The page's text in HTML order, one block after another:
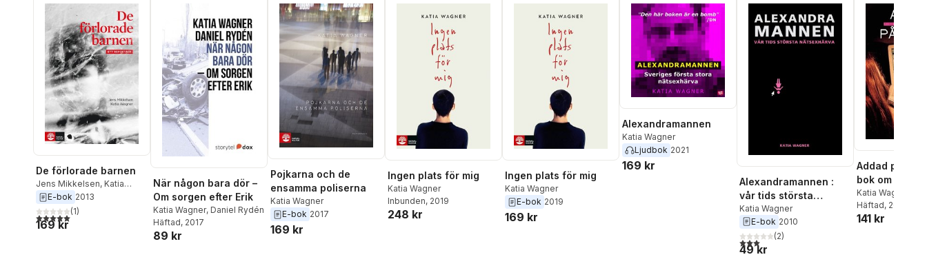
De förlorade barnen
Jens Mikkelsen, Katia
Wagner
E-bok 2013
5,0utav 5 stjärnor. Totalt antal röster:
(1)
169 kr
När någon bara dör –
Om sorgen efter Erik
Katia Wagner, Daniel Rydén
Häftad, 2017
89 kr
Pojkarna och de
ensamma poliserna
Katia Wagner
E-bok 2017
169 kr
Ingen plats för mig
Katia Wagner
Inbunden, 2019
248 kr
Ingen plats för mig
Katia Wagner
E-bok 2019
169 kr
Alexandramannen
Katia Wagner
Ljudbok 2021
169 kr
Alexandramannen :
vår tids största
nätsexhärva
Katia Wagner
E-bok 2010
3,0utav 5 stjärnor. Totalt antal röster:
(2)
49 kr
Addad på
bok om
Katia Wagner
Häftad, 2012
141 kr